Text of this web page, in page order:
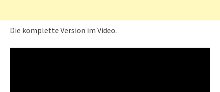
Die komplette Version im Video.